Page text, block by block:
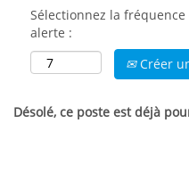
Sélectionnez la
alerte :
Créer
Désolé, ce poste est déjà